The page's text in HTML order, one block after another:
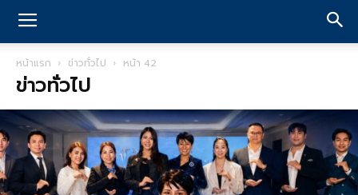
หน้าแรก ข่าวทั่วไป หน้า 42
ข่าวทั่วไป